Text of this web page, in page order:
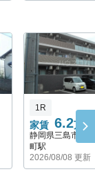
家賃 6.2万円
1R
静岡県三島市／
町駅
2026/08/08 更新